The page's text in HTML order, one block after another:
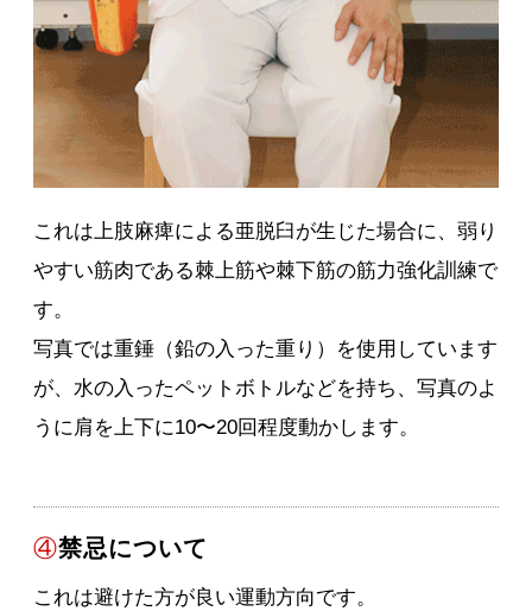
これは上肢麻痺による亜脱臼が生じた場合に、弱り
やすい筋肉である棘上筋や棘下筋の筋力強化訓練で
す。
写真では重錘（鉛の入った重り）を使用しています
が、水の入ったペットボトルなどを持ち、写真のよ
うに肩を上下に10〜20回程度動かします。
④禁忌について
これは避けた方が良い運動方向です。